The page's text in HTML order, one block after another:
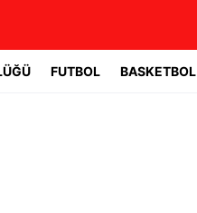
FUTBOL BASKETBOL